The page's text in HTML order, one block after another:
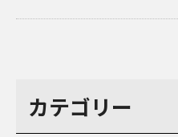
カテゴリー